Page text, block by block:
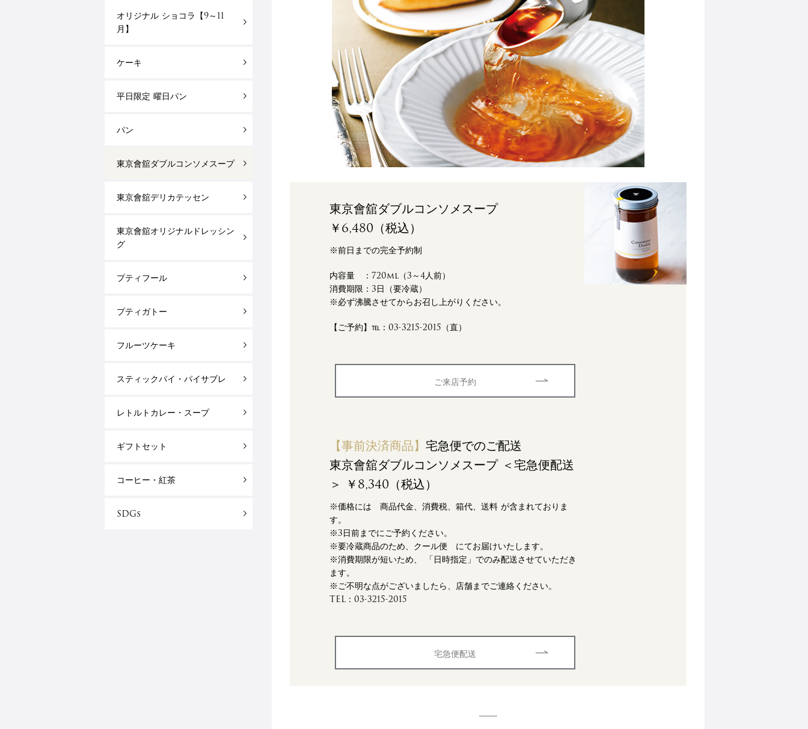
オリジナル ショコラ【9～11
月】
ケーキ
平日限定 曜日パン
パン
東京會舘ダブルコンソメスープ
東京會舘デリカテッセン
東京會舘オリジナルドレッシン
グ
プティフール
プティガトー
フルーツケーキ
スティックパイ・パイサブレ
レトルトカレー・スープ
ギフトセット
コーヒー・紅茶
SDGs
東京會舘ダブルコンソメスープ
￥6,480（税込）
※前日までの完全予約制
内容量 ：720ml（3～4人前）
消費期限：3日（要冷蔵）
※必ず沸騰させてからお召し上がりください。
【ご予約】℡：03-3215-2015（直）
ご来店予約
【事前決済商品】 宅急便でのご配送
東京會舘ダブルコンソメスープ ＜宅急便配送
＞ ￥8,340（税込）
※価格には 商品代金、消費税、箱代、送料 が含まれておりま
す。
※3日前までにご予約ください。
※要冷蔵商品のため、クール便 にてお届けいたします。
※消費期限が短いため、 「日時指定」でのみ配送させていただき
ます。
※ご不明な点がございましたら、店舗までご連絡ください。
TEL：03-3215-2015
宅急便配送